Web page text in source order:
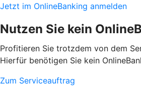
Jetzt im OnlineBanking anmelden
Nutzen Sie kein
Profitieren Sie trotzdem von dem
Hierfür benötigen Sie kein
Zum Serviceauftrag